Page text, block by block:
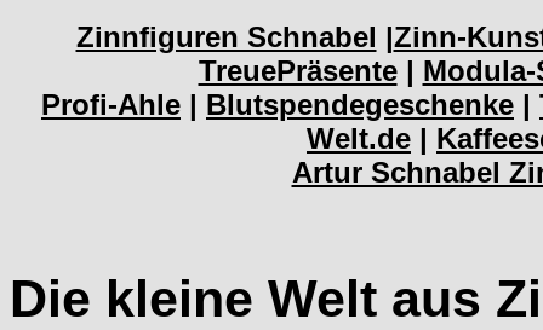
Zinnfiguren Schnabel |Zinn-
TreuePräsente|
Profi-Ahle | Blutspendegeschenke |
Welt.de |
Artur Schnabel
Die kleine Welt aus